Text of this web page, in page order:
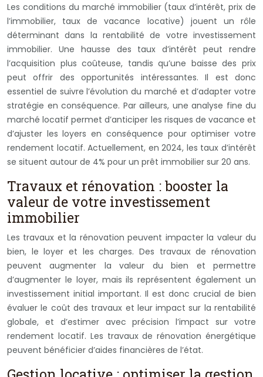
Les conditions du marché immobilier (taux d’intérêt, prix de
l’immobilier, taux de vacance locative) jouent un rôle
déterminant dans la rentabilité de votre investissement
immobilier. Une hausse des taux d’intérêt peut rendre
l’acquisition plus coûteuse, tandis qu’une baisse des prix
peut offrir des opportunités intéressantes. Il est donc
essentiel de suivre l’évolution du marché et d’adapter votre
stratégie en conséquence. Par ailleurs, une analyse fine du
marché locatif permet d’anticiper les risques de vacance et
d’ajuster les loyers en conséquence pour optimiser votre
rendement locatif. Actuellement, en 2024, les taux d’intérêt
se situent autour de 4% pour un prêt immobilier sur 20 ans.
Travaux et rénovation : booster la
valeur de votre investissement
immobilier
Les travaux et la rénovation peuvent impacter la valeur du
bien, le loyer et les charges. Des travaux de rénovation
peuvent augmenter la valeur du bien et permettre
d’augmenter le loyer, mais ils représentent également un
investissement initial important. Il est donc crucial de bien
évaluer le coût des travaux et leur impact sur la rentabilité
globale, et d’estimer avec précision l’impact sur votre
rendement locatif. Les travaux de rénovation énergétique
peuvent bénéficier d’aides financières de l’état.